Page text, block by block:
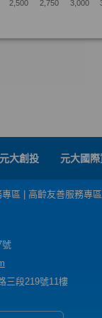
元大創投 元大國際
區 高齡友善服務專區
號
三段219號11樓